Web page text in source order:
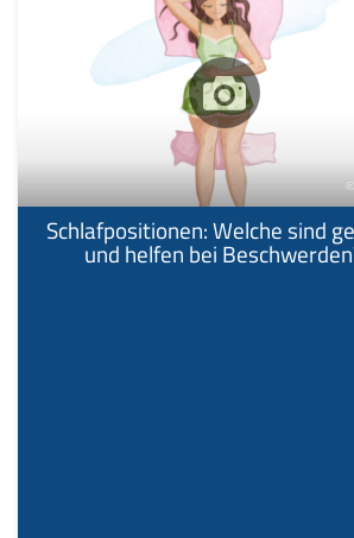
Schlafpositionen: Welche sind
und helfen bei